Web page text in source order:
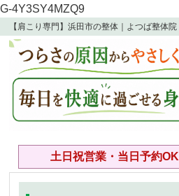
G-4Y3SY4MZQ9
【肩こり専門】浜田市の整体｜よつば整体院
土日祝営業・当日予約OK